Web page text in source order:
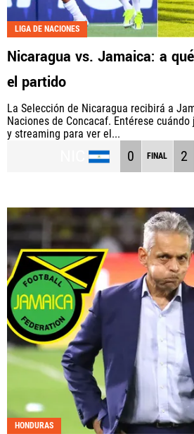
LIGA DE NACIONES
Nicaragua vs. Jamaica: a
el partido
La Selección de Nicaragua recibirá a
Naciones de Concacaf. Entérese
y streaming para ver el...
0 FINAL 2
HONDURAS